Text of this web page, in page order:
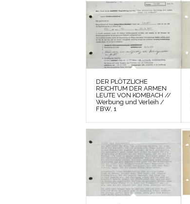
DER PLÖTZLICHE
REICHTUM DER ARMEN
LEUTE VON KOMBACH //
Werbung und Verleih /
FBW, 1